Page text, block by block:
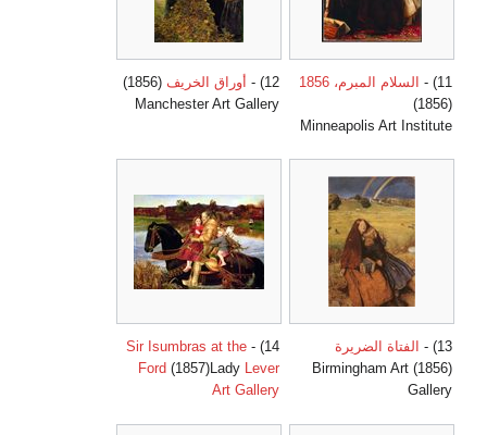
11) -
السلام المبرم، 1856
(1856)
Minneapolis Art Institute
12) - أوراق الخريف (1856)
Manchester Art Gallery
13) -
الفتاة الضريرة
(1856) Birmingham Art
Gallery
14) -
Sir Isumbras at the
Ford (1857)Lady Lever
Art Gallery